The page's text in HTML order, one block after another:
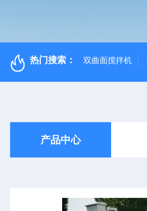
热门搜索： 双曲面搅拌机
产品中心